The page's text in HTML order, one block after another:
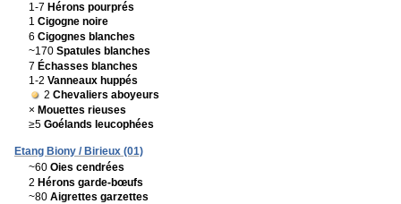
1-7 Hérons pourprés
1 Cigogne noire
6 Cigognes blanches
~170 Spatules blanches
7 Échasses blanches
1-2 Vanneaux huppés
2 Chevaliers aboyeurs
× Mouettes rieuses
≥5 Goélands leucophées
Etang Biony / Birieux (01)
~60 Oies cendrées
2 Hérons garde-bœufs
~80 Aigrettes garzettes